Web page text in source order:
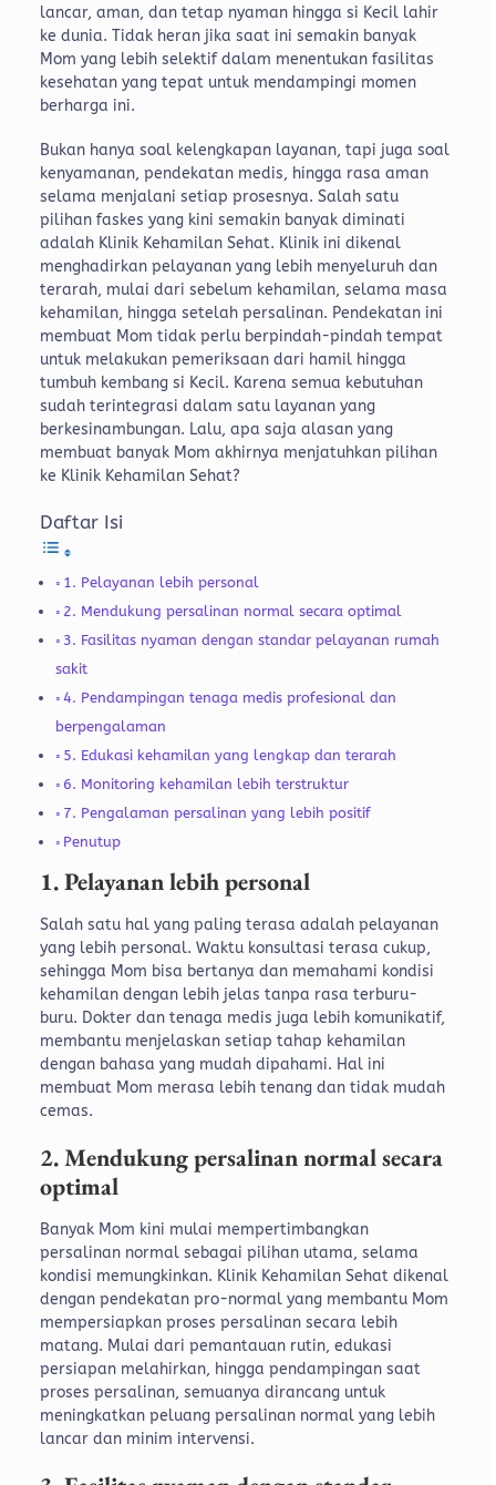
lancar, aman, dan tetap nyaman hingga si Kecil lahir
ke dunia. Tidak heran jika saat ini semakin banyak
Mom yang lebih selektif dalam menentukan fasilitas
kesehatan yang tepat untuk mendampingi momen
berharga ini.
Bukan hanya soal kelengkapan layanan, tapi juga soal
kenyamanan, pendekatan medis, hingga rasa aman
selama menjalani setiap prosesnya. Salah satu
pilihan faskes yang kini semakin banyak diminati
adalah Klinik Kehamilan Sehat. Klinik ini dikenal
menghadirkan pelayanan yang lebih menyeluruh dan
terarah, mulai dari sebelum kehamilan, selama masa
kehamilan, hingga setelah persalinan. Pendekatan ini
membuat Mom tidak perlu berpindah-pindah tempat
untuk melakukan pemeriksaan dari hamil hingga
tumbuh kembang si Kecil. Karena semua kebutuhan
sudah terintegrasi dalam satu layanan yang
berkesinambungan. Lalu, apa saja alasan yang
membuat banyak Mom akhirnya menjatuhkan pilihan
ke Klinik Kehamilan Sehat?
Daftar Isi
1. Pelayanan lebih personal
2. Mendukung persalinan normal secara optimal
3. Fasilitas nyaman dengan standar pelayanan rumah
sakit
4. Pendampingan tenaga medis profesional dan
berpengalaman
5. Edukasi kehamilan yang lengkap dan terarah
6. Monitoring kehamilan lebih terstruktur
7. Pengalaman persalinan yang lebih positif
Penutup
1. Pelayanan lebih personal
Salah satu hal yang paling terasa adalah pelayanan
yang lebih personal. Waktu konsultasi terasa cukup,
sehingga Mom bisa bertanya dan memahami kondisi
kehamilan dengan lebih jelas tanpa rasa terburu-
buru. Dokter dan tenaga medis juga lebih komunikatif,
membantu menjelaskan setiap tahap kehamilan
dengan bahasa yang mudah dipahami. Hal ini
membuat Mom merasa lebih tenang dan tidak mudah
cemas.
2. Mendukung persalinan normal secara
optimal
Banyak Mom kini mulai mempertimbangkan
persalinan normal sebagai pilihan utama, selama
kondisi memungkinkan. Klinik Kehamilan Sehat dikenal
dengan pendekatan pro-normal yang membantu Mom
mempersiapkan proses persalinan secara lebih
matang. Mulai dari pemantauan rutin, edukasi
persiapan melahirkan, hingga pendampingan saat
proses persalinan, semuanya dirancang untuk
meningkatkan peluang persalinan normal yang lebih
lancar dan minim intervensi.